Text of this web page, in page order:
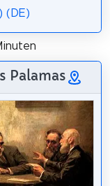
(DE)
Palamas